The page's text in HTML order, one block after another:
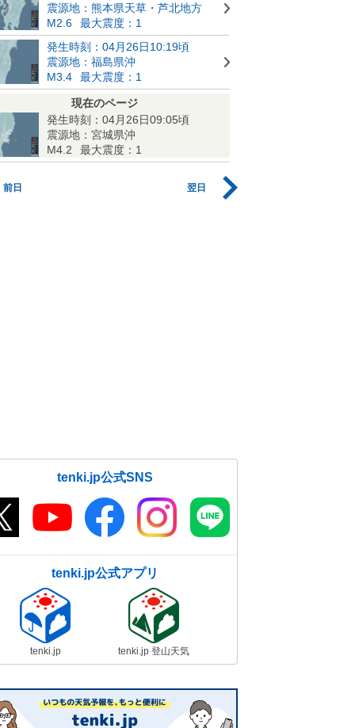
震源地：熊本県天草・芦北地方
M2.6
最大震度：1
発生時刻：04月26日10:19頃
震源地：福島県沖
M3.4
最大震度：1
現在のページ
発生時刻：04月26日09:05頃
震源地：宮城県沖
M4.2
最大震度：1
前日 翌日
tenki.jp公式SNS
tenki.jp公式アプリ
tenki.jp tenki.jp 登山天気